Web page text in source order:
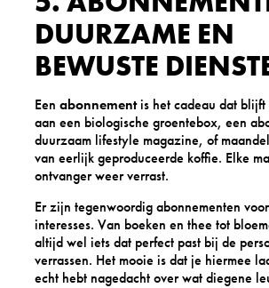
DUURZAME EN
BEWUSTE
Een abonnementis het cadeau dat blijft
aan een biologische groentebox, een
duurzaam lifestyle magazine, of
van eerlijk geproduceerde koffie. Elke
ontvanger weer verrast.
Er zijn tegenwoordig abonnementen
interesses. Van boeken en thee tot
altijd wel iets dat perfect past bij de
verrassen. Het mooie is dat je hiermee
echt hebt nagedacht over wat diegene